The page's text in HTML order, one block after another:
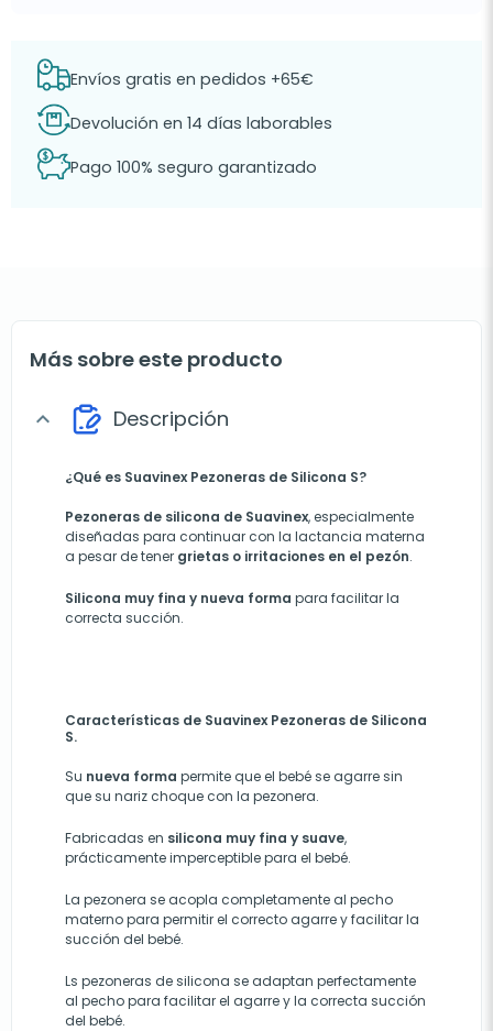
Envíos gratis en pedidos +65€
Devolución en 14 días laborables
Pago 100% seguro garantizado
Más sobre este producto
expand_more Descripción
¿Qué es Suavinex Pezoneras de Silicona S?
Pezoneras de silicona de Suavinex, especialmente
diseñadas para continuar con la lactancia materna
a pesar de tener grietas o irritaciones en el pezón.
Silicona muy fina y nueva forma para facilitar la
correcta succión.
Características de Suavinex Pezoneras de Silicona
S.
Su nueva forma permite que el bebé se agarre sin
que su nariz choque con la pezonera.
Fabricadas en silicona muy fina y suave,
prácticamente imperceptible para el bebé.
La pezonera se acopla completamente al pecho
materno para permitir el correcto agarre y facilitar la
succión del bebé.
Ls pezoneras de silicona se adaptan perfectamente
al pecho para facilitar el agarre y la correcta succión
del bebé.